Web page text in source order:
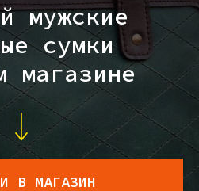
мужские
сумки
магазине
В МАГАЗИН